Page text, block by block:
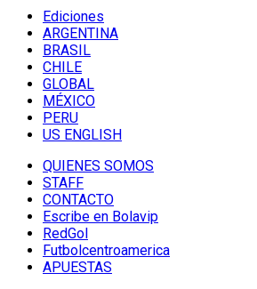
Ediciones
ARGENTINA
BRASIL
CHILE
GLOBAL
MÉXICO
PERU
US ENGLISH
QUIENES SOMOS
STAFF
CONTACTO
Escribe en Bolavip
RedGol
Futbolcentroamerica
APUESTAS